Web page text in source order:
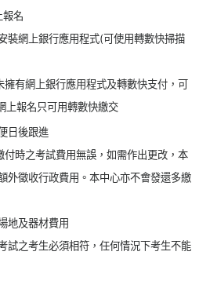
報名
裝網上銀行應用程式(可使用轉數快掃描
有網上銀行應用程式及轉數快支付，可
上報名只可用轉數快繳交
日後跟進
付時之考試費用無誤，如需作出更改，本
外徵收行政費用。本中心亦不會發還多繳
地及器材費用
試之考生必須相符，任何情況下考生不能